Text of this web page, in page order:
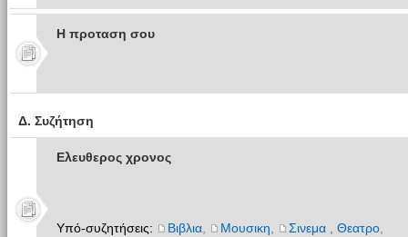
Η προταση σου
Δ. Συζήτηση
Ελευθερος χρονος
Υπό-συζητήσεις: Βιβλια, Μουσικη Σινεμα , Θεατρο,